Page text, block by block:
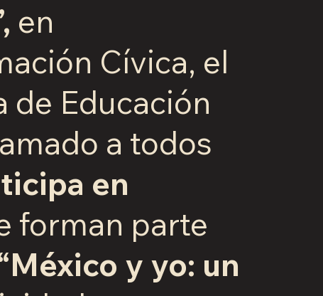
en
Cívica, el
de Educación
a todos
en
forman parte
y yo: un